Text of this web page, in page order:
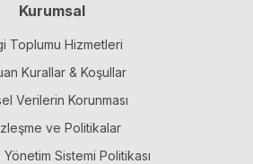
Kurumsal
Toplumu Hizmetleri
Kurallar & Koşullar
Verilerin Korunması
ve Politikalar
Sistemi Politikası